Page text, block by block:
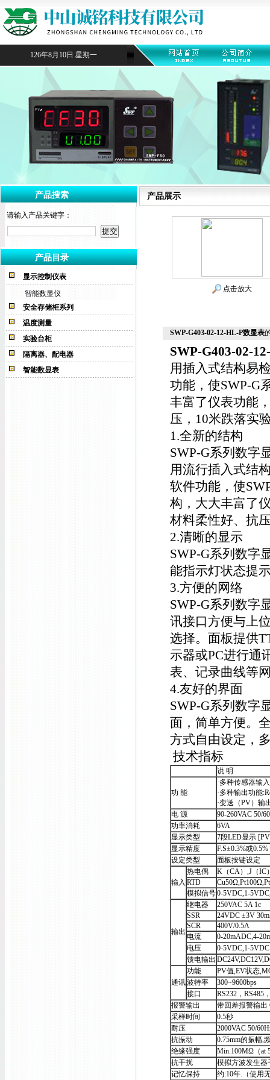
126年8月10日 星期一
产品搜索
请输入产品关键字：
产品目录
显示控制仪表
智能数显仪
安全存储柜系列
温度测量
实验台柜
隔离器、配电器
智能数显表
产品展示
点击放大
SWP-G403-02-12-HL-P数显表
SWP-G403-02-
用插入式结构易
功能，使SWP-G
丰富了仪表功能
压，10米跌落实
1.全新的结构
SWP-G系列数字
用流行插入式结
软件功能，使
构，大大丰富了
材料柔性好、抗
2.清晰的显示
SWP-G系列数字
能指示灯状态提
3.方便的网络
SWP-G系列数字
讯接口方便与上
选择。面板提供
示器或PC进行通
表、记录曲线等
4.友好的界面
SWP-G系列数字
面，简单方便。
方式自由设定，
技术指标
说 明
功 能
·多种传感器输
·多种输出功能
·变送（PV）输
电 源
90-260VAC 50/
功率消耗
6VA
显示类型
7段LED显示
显示精度
F.S±0.3%或0.5%
设定类型
面板按键设定
输入
热电偶
K（CA）,J（IC
RTD
模拟信号0-5VDC,1-
输出
继电器
250VAC 5A 1c
SSR
24VDC ±3V
SCR
400V/0.5A
电流
0-20mADC,4-
电压
0-5VDC,1-
馈电输出
通讯
功能
PV值,EV状态
波特率
300~9600bps
接口
RS232，RS485
报警输出
带回差报警输出
采样时间
0.5秒
耐压
2000VAC 50/
抗振动
0.75mm的振幅,
绝缘强度
Min.100MΩ（at
抗干扰
模拟方波发生器
记忆保持
约:10年.（使用